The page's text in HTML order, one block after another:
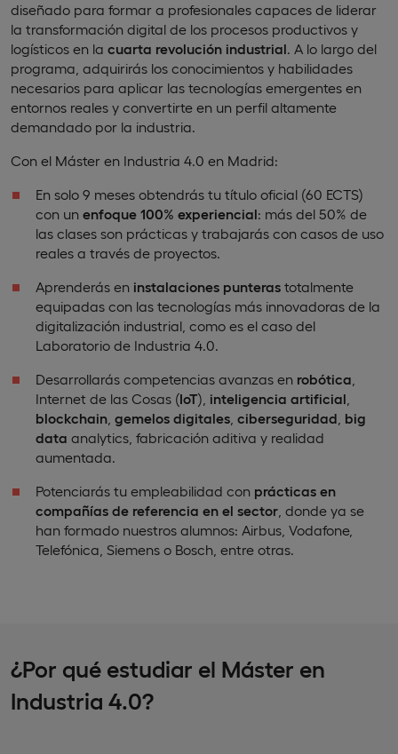
diseñado para formar a profesionales capaces de liderar
la transformación digital de los procesos productivos y
logísticos en la cuarta revolución industrial. A lo largo del
programa, adquirirás los conocimientos y habilidades
necesarios para aplicar las tecnologías emergentes en
entornos reales y convertirte en un perfil altamente
demandado por la industria.
Con el Máster en Industria 4.0 en Madrid:
En solo 9 meses obtendrás tu título oficial (60 ECTS)
con un enfoque 100% experiencial: más del 50% de
las clases son prácticas y trabajarás con casos de uso
reales a través de proyectos.
Aprenderás en instalaciones punteras totalmente
equipadas con las tecnologías más innovadoras de la
digitalización industrial, como es el caso del
Laboratorio de Industria 4.0.
Desarrollarás competencias avanzas en robótica
Internet de las Cosas (IoT), inteligencia artificial
blockchain gemelos digitales ciberseguridad big
data analytics, fabricación aditiva y realidad
aumentada.
Potenciarás tu empleabilidad con prácticas en
compañías de referencia en el sector , donde ya se
han formado nuestros alumnos: Airbus, Vodafone,
Telefónica, Siemens o Bosch, entre otras.
¿Por qué estudiar el Máster en
Industria 4.0?